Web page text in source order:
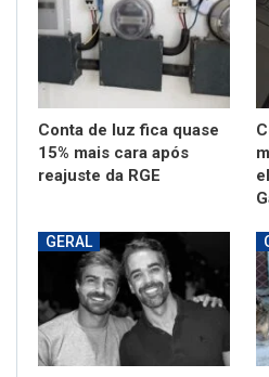
Conta de luz fica quase
15% mais cara após
reajuste da RGE
GERAL